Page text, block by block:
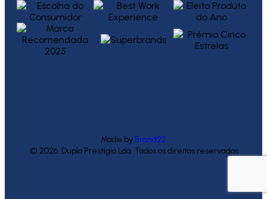
Made by Brand22
© 2026. Duplo Prestígio Lda. Todos os direitos reservados